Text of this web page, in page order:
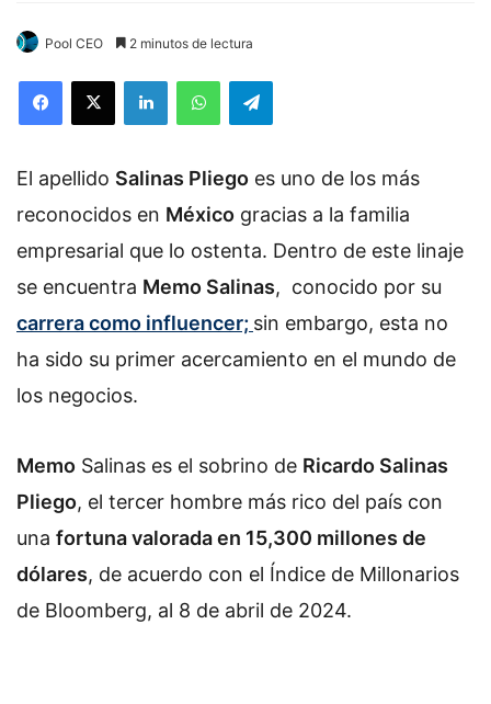
Pool CEO 2 minutos de lectura
El apellido Salinas Pliego es uno de los más
reconocidos en México gracias a la familia
empresarial que lo ostenta. Dentro de este linaje
se encuentra Memo Salinas, conocido por su
carrera como influencer; sin embargo, esta no
ha sido su primer acercamiento en el mundo de
los negocios.
Memo Salinas es el sobrino de Ricardo Salinas
Pliego, el tercer hombre más rico del país con
una fortuna valorada en 15,300 millones de
dólares, de acuerdo con el Índice de Millonarios
de Bloomberg, al 8 de abril de 2024.